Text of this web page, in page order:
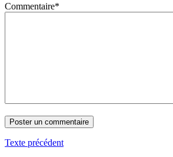
Commentaire*
Texte précédent